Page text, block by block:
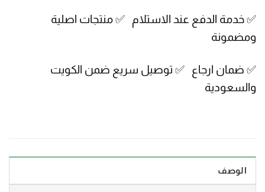
✅ خدمة الدفع عند الاستلام ✅ منتجات اصلية
ومضمونة
✅ ضمان ارجاع ✅ توصيل سريع ضمن الكويت
والسعودية
الوصف